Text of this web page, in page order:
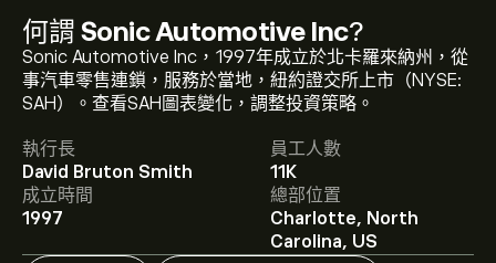
何謂 Sonic Automotive Inc?
Sonic Automotive Inc，1997年成立於北卡羅來納州，從
事汽車零售連鎖，服務於當地，紐約證交所上市（NYSE:
SAH）。查看SAH圖表變化，調整投資策略。
執行長
David Bruton Smith
員工人數
11K
成立時間
1997
總部位置
Charlotte, North
Carolina, US
SAH 現價為‎$‎82.44。
Sonic Automotive Inc 的平均目標價為 ‎$‎82.44。
eToro 以取得詳細的分析師預測及目標價格。
分析師根據市場趨勢、財務報告和預期增長對Sonic
Automotive Inc的預測。查看最新預測以了解未來價格走